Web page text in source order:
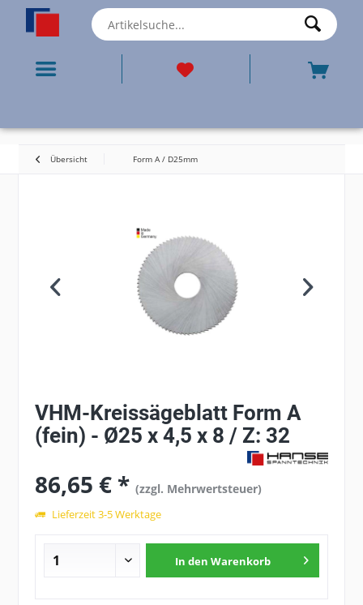
Übersicht Form A / D25mm
VHM-Kreissägeblatt Form A
(fein) - Ø25 x 4,5 x 8 / Z: 32
86,65 € *(zzgl. Mehrwertsteuer)
Lieferzeit 3-5 Werktage
In den Warenkorb